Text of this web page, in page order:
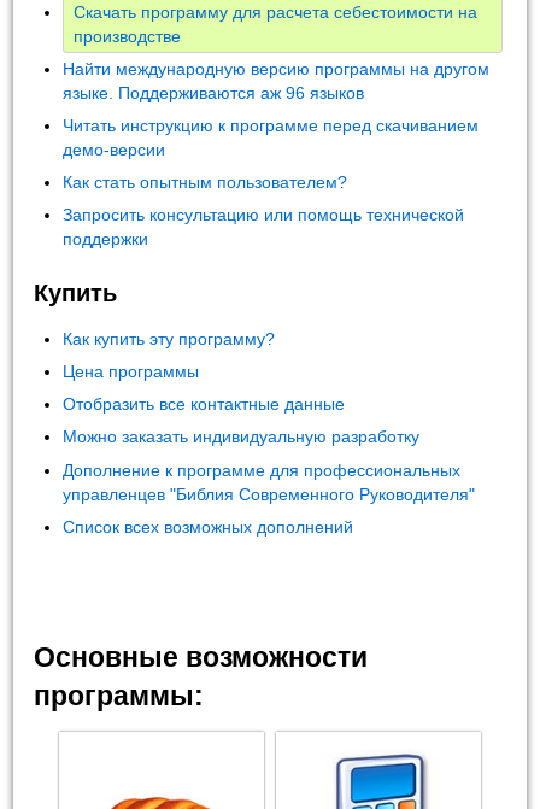
Скачать программу для расчета себестоимости на
производстве
Найти международную версию программы на другом
языке. Поддерживаются аж 96 языков
Читать инструкцию к программе перед скачиванием
демо-версии
Как стать опытным пользователем?
Запросить консультацию или помощь технической
поддержки
Купить
Как купить эту программу?
Цена программы
Отобразить все контактные данные
Можно заказать индивидуальную разработку
Дополнение к программе для профессиональных
управленцев "Библия Современного Руководителя"
Список всех возможных дополнений
Основные возможности
программы: